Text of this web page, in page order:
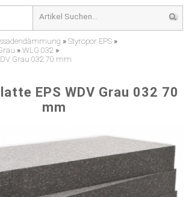
» Styropor EPS »
» WLG 032 »
Grau 032 70 mm
EPS WDV Grau 032 70
mm